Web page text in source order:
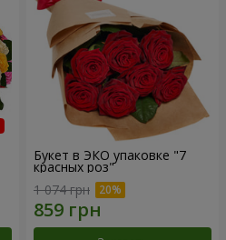
Букет в ЭКО упаковке "7
красных роз"
1 074 грн